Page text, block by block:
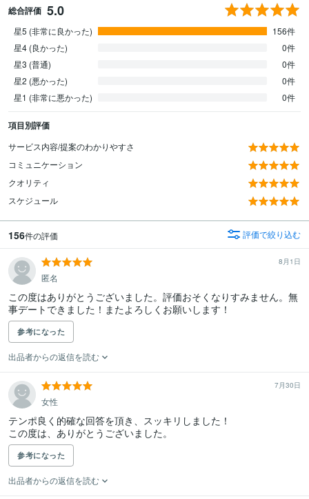
総合評価 5.0
星5 (非常に良かった)
156件
星4 (良かった)
0件
星3 (普通)
0件
星2 (悪かった)
0件
星1 (非常に悪かった)
0件
項目別評価
サービス内容/提案のわかりやすさ
コミュニケーション
クオリティ
スケジュール
156件の評価 評価で絞り込む
8月1日
匿名
この度はありがとうございました。評価おそくなりすみません。無
事デートできました！またよろしくお願いします！
参考になった
出品者からの返信を読む
7月30日
女性
テンポ良く的確な回答を頂き、スッキリしました！
この度は、ありがとうございました。
参考になった
出品者からの返信を読む